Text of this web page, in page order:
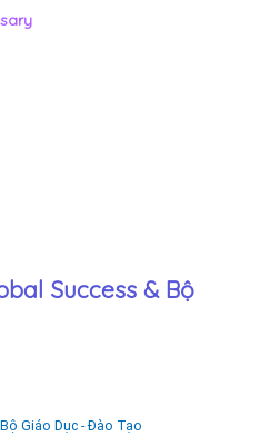
Success & Bộ
Giáo Dục - Đào Tạo